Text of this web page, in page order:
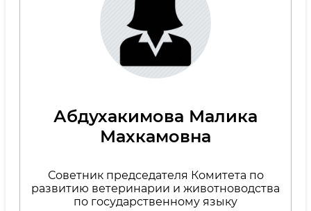
Абдухакимова Малика
Махкамовна
Советник председателя Комитета по
развитию ветеринарии и животноводства
по государственному языку